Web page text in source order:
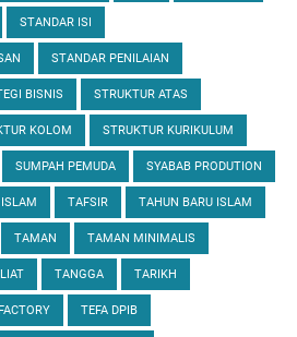
STANDAR ISI
STANDAR PENILAIAN
BISNIS STRUKTUR ATAS
KOLOM STRUKTUR KURIKULUM
SUMPAH PEMUDA SYABAB PRODUTION
TAFSIR TAHUN BARU ISLAM
TAMAN TAMAN MINIMALIS
TANGGA TARIKH
TEFA DPIB